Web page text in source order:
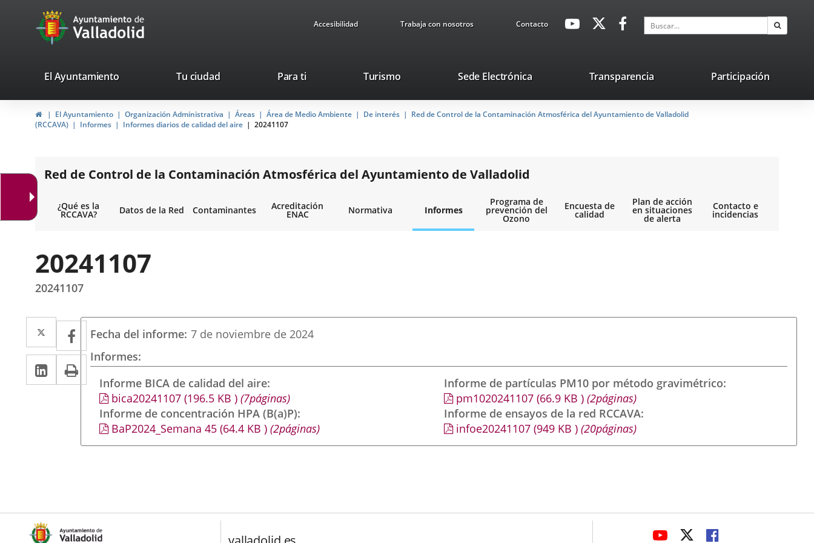
Portal
Web
Ayuntamiento
de
Valladolid
Accesibilidad Trabaja con nosotros ContactoavaHeaderSocial
Enlace
externa.
Enlace
aplicación
externa.
Enlace
aplicación
externa.
Buscar
valladolid.es
El Ayuntamiento Tu ciudad Para ti TurismoEste
se
abrirá
nueva.
Sede ElectrónicaEnlace
una
aplicación
Transparencia Participación
InicioEl Ayuntamiento Organización Administrativa Áreas Área de Medio Ambiente De interés
Red de Control de la Contaminación Atmosférica del Ayuntamiento de Valladolid
(RCCAVA)
Informes Informes diarios de calidad del aire 20241107
Red de Control de la Contaminación Atmosférica del Ayuntamiento de Valladolid
¿Qué es la
RCCAVA? Datos de la Red Contaminantes Acreditación
ENAC Normativa Informes
Programa de
prevención del
Ozono
Encuesta de
calidad
Plan de acción
en situaciones
de alerta
Contacto e
incidencias
20241107
20241107
Twitter
Enlace
a
una
aplicación
externa.
Facebook
Enlace
a
una
aplicación
externa.
LinkedIn
Enlace
a
aplicación
externa.
Imprimir
Fecha del informe 7 de noviembre de 2024
Informes
Informe BICA de calidad del aire
bica20241107(196.5 KB )(7páginas)
Informe de concentración HPA (B(a)P)
BaP2024_Semana 45(64.4 KB )(2páginas)
Informe de partículas PM10 por método gravimétrico
pm1020241107 (66.9 KB) (2páginas)
Informe de ensayos de la red RCCAVA
infoe20241107 (949 KB) (20páginas)
ENLACEENLACEENLACE